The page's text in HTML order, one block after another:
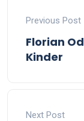
Previous Post
Florian
Kinder
Next Post